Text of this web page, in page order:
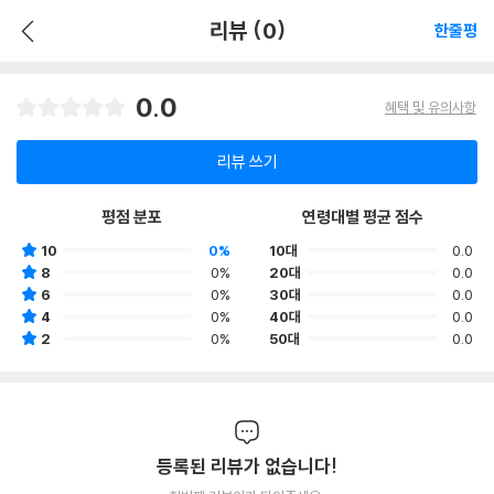
리뷰 (0) 한줄평
0.0 혜택 및 유의사항
리뷰 쓰기
평점 분포
10
0%
8
0%
6
0%
4
0%
2
0%
연령대별 평균 점수
10대
0.0
20대
0.0
30대
0.0
40대
0.0
50대
0.0
등록된 리뷰가 없습니다!